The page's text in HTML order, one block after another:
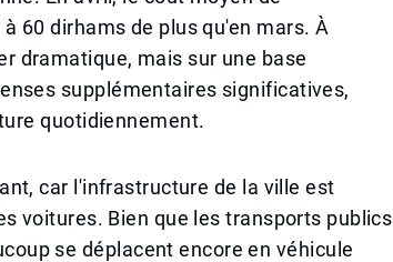
60 dirhams de plus qu'en mars. À
dramatique, mais sur une base
supplémentaires significatives,
quotidiennement.
car l'infrastructure de la ville est
voitures. Bien que les transports publics
se déplacent encore en véhicule